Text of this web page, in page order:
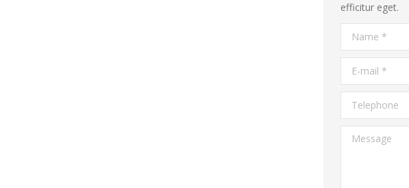
efficitur eget.
Name *
E-mail *
Telephone
Message